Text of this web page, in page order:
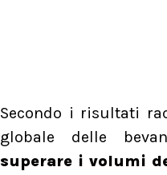
Secondo i risultati
globale delle
superare i volumi